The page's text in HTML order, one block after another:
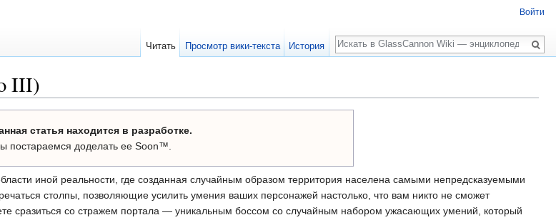
III)
статья находится в разработке.
постараемся доделать ее Soon™.
иной реальности, где созданная случайным образом территория населена самыми непредсказуемыми
столпы, позволяющие усилить умения ваших персонажей настолько, что вам никто не сможет
сразиться со стражем портала — уникальным боссом со случайным набором ужасающих умений, который
Войти
Читать Просмотр вики-текста История
Поиск